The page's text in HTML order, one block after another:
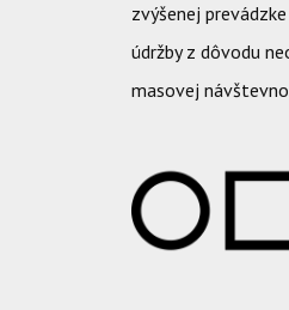
zvýšenej
údržby z dôvodu
masovej